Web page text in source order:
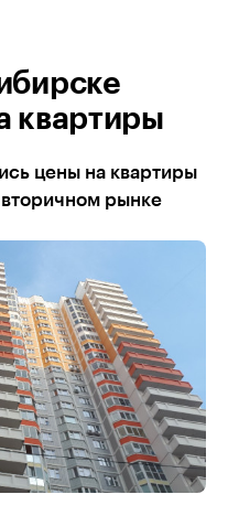
квартиры
цены на квартиры
вторичном рынке